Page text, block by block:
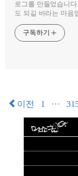
로그를 만들었습니
도 되길 바라는 마음
구독하기
이전 1 ···